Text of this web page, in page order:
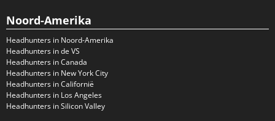
Noord-Amerika
Headhunters in Noord-Amerika
Headhunters in de VS
Headhunters in Canada
Headhunters in New York City
Headhunters in Californië
Headhunters in Los Angeles
Headhunters in Silicon Valley